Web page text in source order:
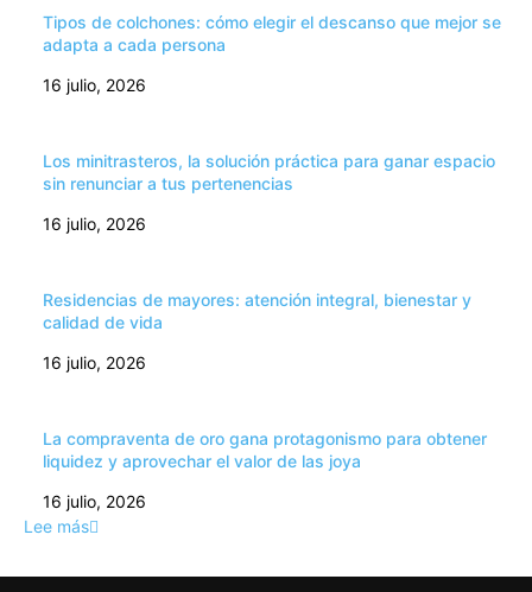
Tipos de colchones: cómo elegir el descanso que mejor se
adapta a cada persona
16 julio, 2026
Los minitrasteros, la solución práctica para ganar espacio
sin renunciar a tus pertenencias
16 julio, 2026
Residencias de mayores: atención integral, bienestar y
calidad de vida
16 julio, 2026
La compraventa de oro gana protagonismo para obtener
liquidez y aprovechar el valor de las joya
16 julio, 2026
Lee más